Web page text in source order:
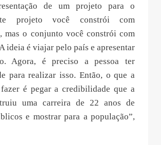
de um projeto para o
projeto você constrói com
mas o conjunto você constrói com
ideia é viajar pelo país e apresentar
Agora, é preciso a pessoa ter
para realizar isso. Então, o que a
é pegar a credibilidade que a
uma carreira de 22 anos de
e mostrar para a população”,